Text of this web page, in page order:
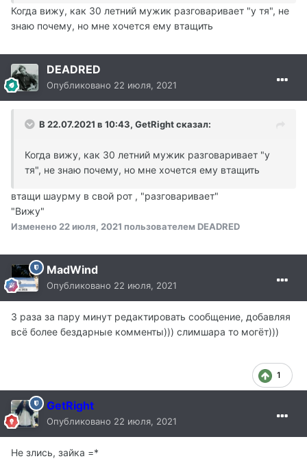
Когда вижу, как 30 летний мужик разговаривает "у тя", не
знаю почему, но мне хочется ему втащить
DEADRED
Опубликовано 22 июля, 2021
В 22.07.2021 в 10:43, GetRight сказал:
Когда вижу, как 30 летний мужик разговаривает "у
тя", не знаю почему, но мне хочется ему втащить
втащи шаурму в свой рот , "разговаривает"
"Вижу"
Изменено 22 июля, 2021 пользователем DEADRED
MadWind
Опубликовано 22 июля, 2021
З раза за пару минут редактировать сообщение, добавляя
всё более бездарные комменты))) слимшара то могëт)))
1
GetRight
Опубликовано 22 июля, 2021
Не злись, зайка =*